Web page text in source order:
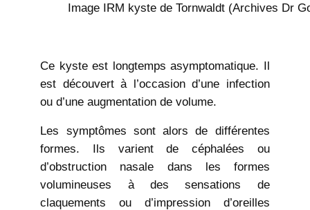
Image IRM kyste de Tornwaldt (Archives Dr
Ce kyste est longtemps asymptomatique. Il
est découvert à l’occasion d’une infection
ou d’une augmentation de volume.
Les symptômes sont alors de différentes
formes. Ils varient de céphalées ou
d’obstruction nasale dans les formes
volumineuses à des sensations de
claquements ou d’impression d’oreilles